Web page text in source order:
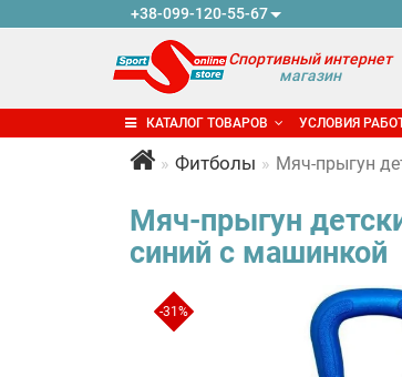
+38-099-120-55-67
Спортивный интернет
магазин
КАТАЛОГ ТОВАРОВ УСЛОВИЯ
Фитболы Мяч-прыгун
Мяч-прыгун
синий с машинкой
-31%